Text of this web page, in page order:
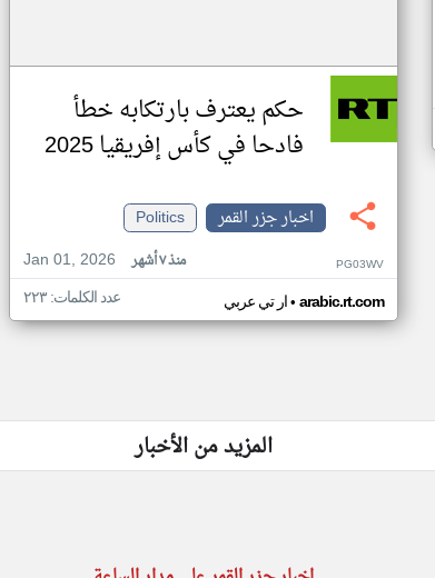
حكم يعترف بارتكابه خطأ
فادحا في كأس إفريقيا 2025
اخبار جزر القمر
Politics
Jan 01, 2026
منذ ٧ أشهر PG03WV
ار تي عربي• arabic.rt.com عدد الكلمات: ٢٢٣
المزيد من الأخبار